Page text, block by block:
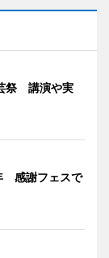
祭 講演や実
感謝フェスで